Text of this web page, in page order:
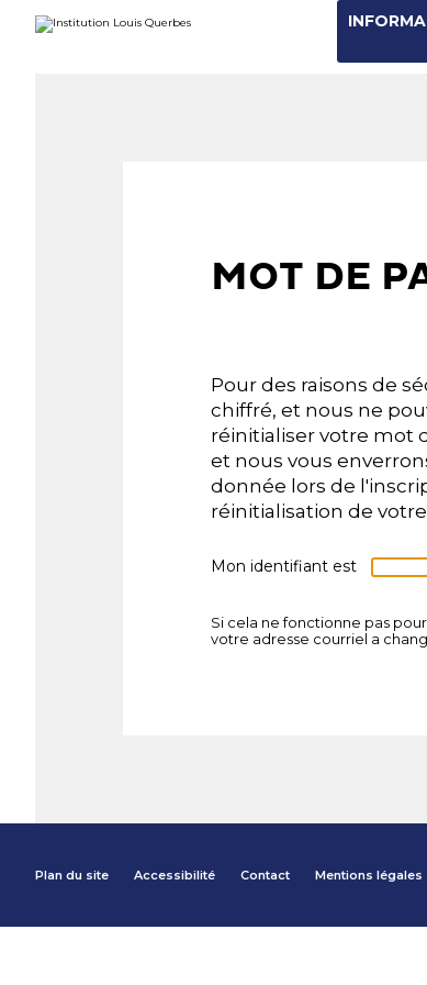
contenu.
personnels
MOT DE
Pour des raisons de
chiffré, et nous ne
réinitialiser votre mot
et nous vous
donnée lors de
réinitialisation de
Mon identifiant est
Si cela ne fonctionne pas
votre adresse courriel a
Plan du site Accessibilité Contact Mentions légales